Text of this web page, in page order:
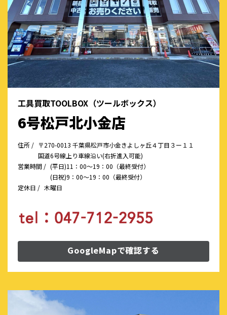
工具買取TOOLBOX（ツールボックス）
6号松戸北小金店
住所 / 〒270-0013 千葉県松戸市小金きよしヶ丘４丁目３ー１１
国道6号線上り車線沿い(右折進入可能)
営業時間 / (平日)11：00～19：00（最終受付）
(日祝)9：00～19：00（最終受付）
定休日 / 木曜日
GoogleMapで確認する